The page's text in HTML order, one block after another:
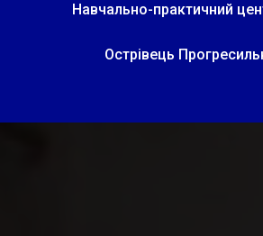
Навчально-практичний
Острівець